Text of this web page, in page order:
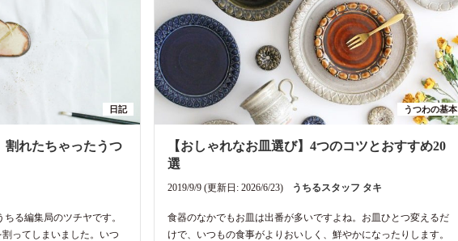
日記
割れたちゃったうつ
る編集局のツチヤです。
ってしまいました。いつ
うつわの基本
【おしゃれなお皿選び】4つのコツとおすすめ20
選
2019/9/9 (更新日: 2026/6/23) うちるスタッフ タキ
食器のなかでもお皿は出番が多いですよね。お皿ひとつ変えるだ
けで、いつもの食事がよりおいしく、鮮やかになったりします。